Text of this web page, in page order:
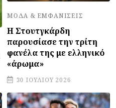
ΜΌΔΑ & ΕΜΦΑΝΊΣΕΙΣ
Η Στουτγκάρδη
παρουσίασε την τρίτη
φανέλα της με ελληνικό
«άρωμα»
30 ΙΟΥΛΊΟΥ 2026